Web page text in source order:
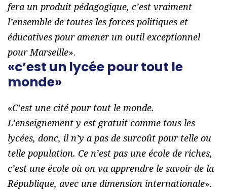
fera un produit pédagogique, c’est vraiment
l’ensemble de toutes les forces politiques et
éducatives pour amener un outil exceptionnel
pour Marseille».
«c’est un lycée pour tout le
monde»
«C’est une cité pour tout le monde.
L’enseignement y est gratuit comme tous les
lycées, donc, il n’y a pas de surcoût pour telle ou
telle population. Ce n’est pas une école de riches,
c’est une école où on va apprendre le savoir de la
République, avec une dimension internationale».